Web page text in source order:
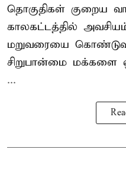
தொகுதிகள் குறைய
காலகட்டத்தில்
மறுவரையை
சிறுபான்மை மக்களை
...